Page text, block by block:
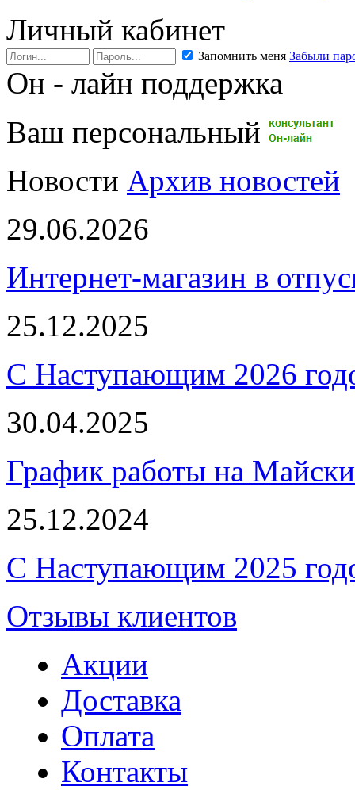
Личный кабинет
Запомнить меня Забыли
Он - лайн поддержка
Ваш персональный
Новости Архив новостей
29.06.2026
Интернет-магазин в
25.12.2025
С Наступающим 2026
30.04.2025
График работы на
25.12.2024
С Наступающим 2025
Отзывы клиентов
Акции
Доставка
Оплата
Контакты